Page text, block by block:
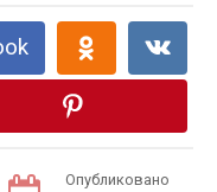
Опубликовано